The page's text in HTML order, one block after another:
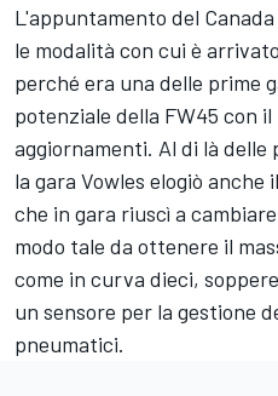
L'appuntamento del
le modalità con cui è
perché era una delle prime
potenziale della FW45 con
aggiornamenti. Al di là delle
la gara Vowles elogiò
che in gara riuscì a
modo tale da ottenere il
come in curva dieci,
un sensore per la gestione
pneumatici.